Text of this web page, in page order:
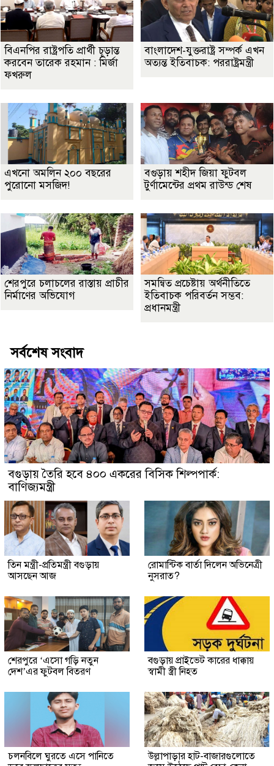
বিএনপির রাষ্ট্রপতি প্রার্থী চূড়ান্ত
করবেন তারেক রহমান : মির্জা
ফখরুল
বাংলাদেশ-যুক্তরাষ্ট্র সম্পর্ক এখন
অত্যন্ত ইতিবাচক: পররাষ্ট্রমন্ত্রী
এখনো অমলিন ২০০ বছরের
পুরোনো মসজিদ!
বগুড়ায় শহীদ জিয়া ফুটবল
টুর্ণামেন্টের প্রথম রাউন্ড শেষ
শেরপুরে চলাচলের রাস্তায় প্রাচীর
নির্মাণের অভিযোগ
সমন্বিত প্রচেষ্টায় অর্থনীতিতে
ইতিবাচক পরিবর্তন সম্ভব:
প্রধানমন্ত্রী
সর্বশেষ সংবাদ
বগুড়ায় তৈরি হবে ৪০০ একরের বিসিক শিল্পপার্ক:
বাণিজ্যমন্ত্রী
তিন মন্ত্রী-প্রতিমন্ত্রী বগুড়ায়
আসছেন আজ
রোমান্টিক বার্তা দিলেন অভিনেত্রী
নুসরাত?
শেরপুরে ‘এসো গড়ি নতুন
দেশ’এর ফুটবল বিতরণ
বগুড়ায় প্রাইভেট কারের ধাক্কায়
স্বামী স্ত্রী নিহত
চলনবিলে ঘুরতে এসে পানিতে
উল্লাপাড়ার হাট-বাজারগুলোতে